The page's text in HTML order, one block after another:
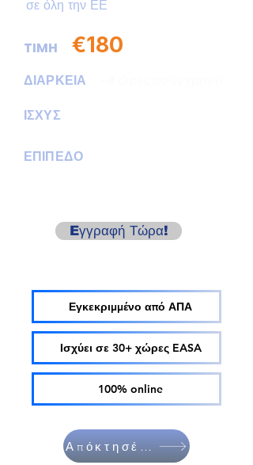
σε όλη την ΕΕ
TIMH €180
ΔΙΑΡΚΕΙΑ
ΙΣΧΥΣ
ΕΠΙΠΕΔΟ
Eγγραφή Τώρα!
Εγκεκριμμένο από ΑΠΑ
Ισχύει σε 30+ χώρες EASA
100% online
Απόκτησέ το